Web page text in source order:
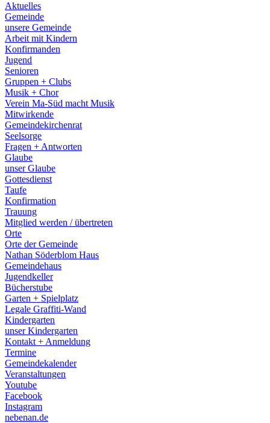
Aktuelles
Gemeinde
unsere Gemeinde
Arbeit mit Kindern
Konfirmanden
Jugend
Senioren
Gruppen + Clubs
Musik + Chor
Verein Ma-Süd macht Musik
Mitwirkende
Gemeindekirchenrat
Seelsorge
Fragen + Antworten
Glaube
unser Glaube
Gottesdienst
Taufe
Konfirmation
Trauung
Mitglied werden / übertreten
Orte
Orte der Gemeinde
Nathan Söderblom Haus
Gemeindehaus
Jugendkeller
Bücherstube
Garten + Spielplatz
Legale Graffiti-Wand
Kindergarten
unser Kindergarten
Kontakt + Anmeldung
Termine
Gemeindekalender
Veranstaltungen
Youtube
Facebook
Instagram
nebenan.de